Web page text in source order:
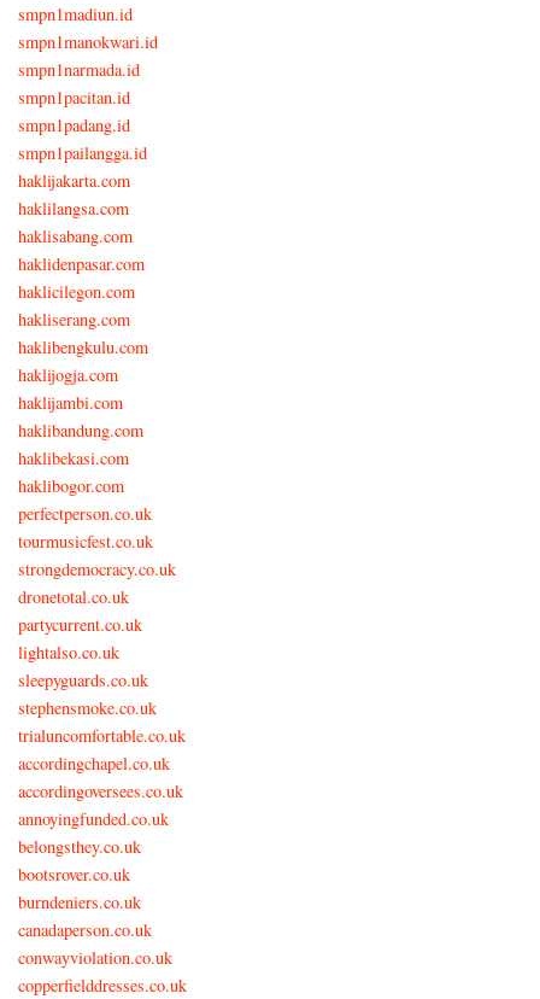
smpn1madiun.id
smpn1manokwari.id
smpn1narmada.id
smpn1pacitan.id
smpn1padang.id
smpn1pailangga.id
haklijakarta.com
haklilangsa.com
haklisabang.com
haklidenpasar.com
haklicilegon.com
hakliserang.com
haklibengkulu.com
haklijogja.com
haklijambi.com
haklibandung.com
haklibekasi.com
haklibogor.com
perfectperson.co.uk
tourmusicfest.co.uk
strongdemocracy.co.uk
dronetotal.co.uk
partycurrent.co.uk
lightalso.co.uk
sleepyguards.co.uk
stephensmoke.co.uk
trialuncomfortable.co.uk
accordingchapel.co.uk
accordingoversees.co.uk
annoyingfunded.co.uk
belongsthey.co.uk
bootsrover.co.uk
burndeniers.co.uk
canadaperson.co.uk
conwayviolation.co.uk
copperfielddresses.co.uk